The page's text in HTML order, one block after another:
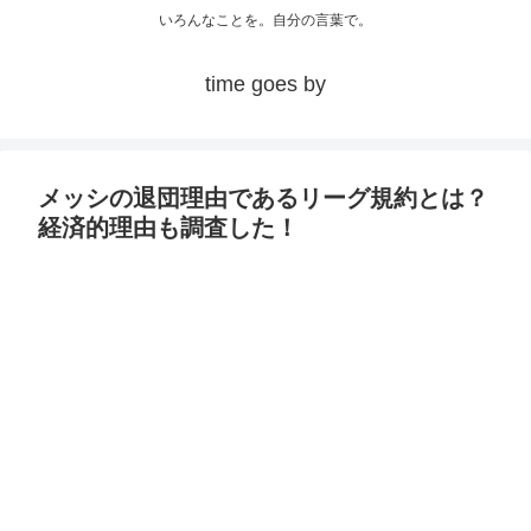
いろんなことを。自分の言葉で。
time goes by
メッシの退団理由であるリーグ規約とは？
経済的理由も調査した！